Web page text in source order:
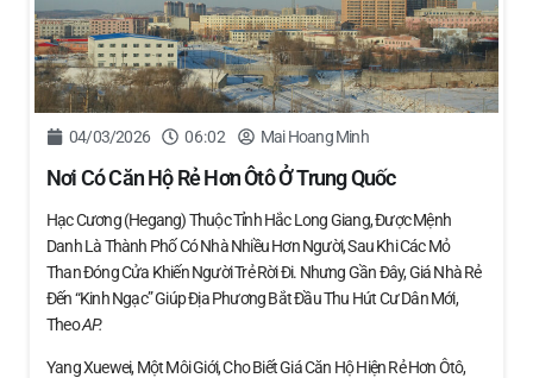
04/03/2026 06:02 Mai Hoang Minh
Nơi Có Căn Hộ Rẻ Hơn Ôtô Ở Trung Quốc
Hạc Cương (Hegang) Thuộc Tỉnh Hắc Long Giang, Được Mệnh
Danh Là Thành Phố Có Nhà Nhiều Hơn Người, Sau Khi Các Mỏ
Than Đóng Cửa Khiến Người Trẻ Rời Đi. Nhưng Gần Đây, Giá Nhà Rẻ
Đến “kinh Ngạc” Giúp Địa Phương Bắt Đầu Thu Hút Cư Dân Mới,
TheoAP.
Yang Xuewei, Một Môi Giới, Cho Biết Giá Căn Hộ Hiện Rẻ Hơn Ôtô,